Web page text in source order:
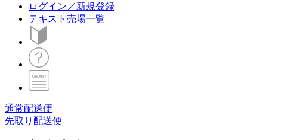
ログイン／新規登録
テキスト売場一覧
通常配送便
先取り配送便